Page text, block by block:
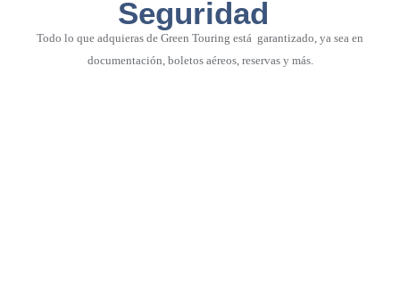
Seguridad
Todo lo que adquieras de Green Touring está garantizado, ya sea en
documentación, boletos aéreos, reservas y más.